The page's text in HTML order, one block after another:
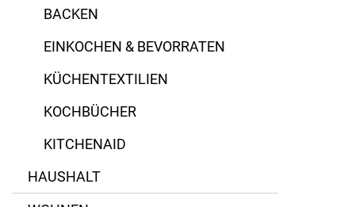
BACKEN
EINKOCHEN & BEVORRATEN
KÜCHENTEXTILIEN
KOCHBÜCHER
KITCHENAID
HAUSHALT
Riess
Ritzenhoff & Breker